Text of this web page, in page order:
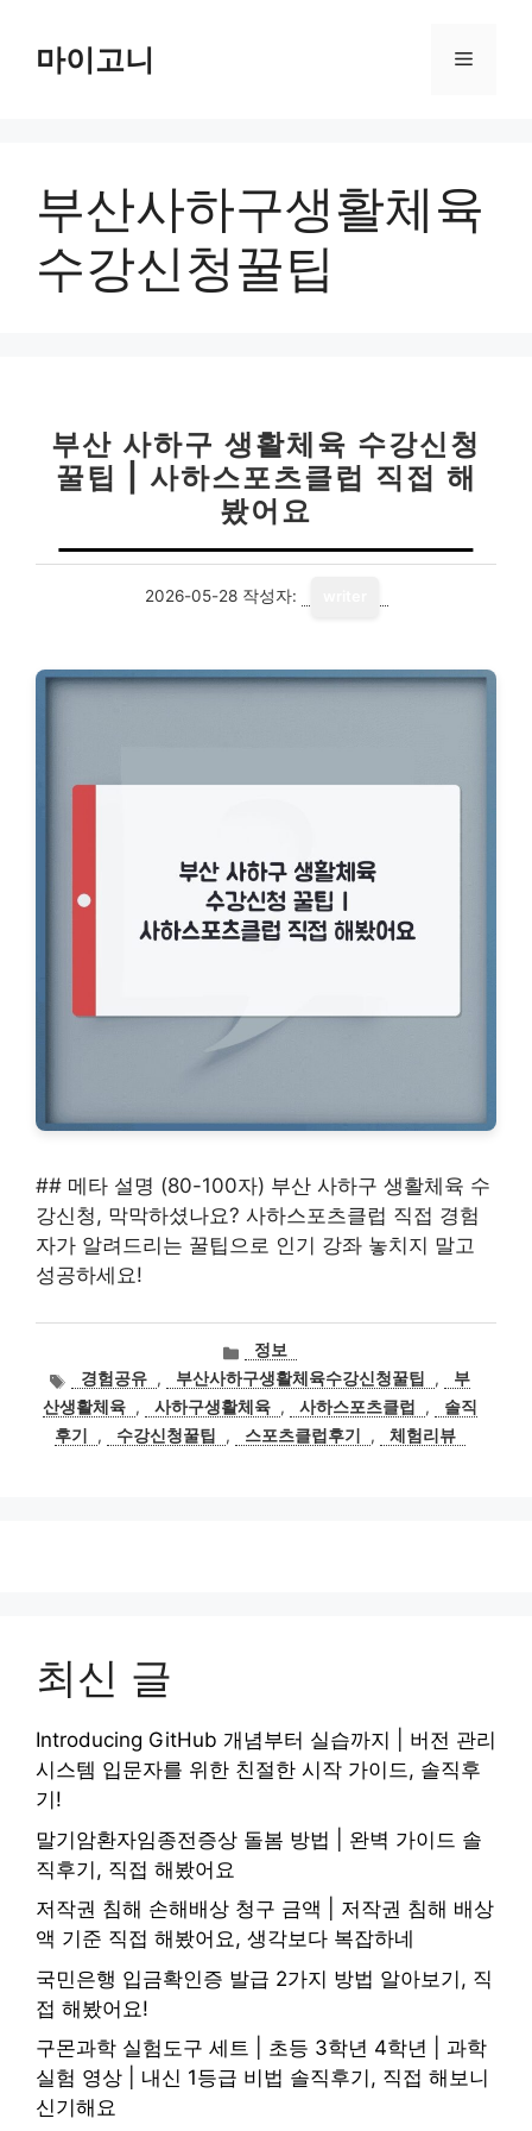
마이고니 메
부산사하구생활체육
수강신청꿀팁
부산 사하구 생활체육 수강신청
꿀팁 | 사하스포츠클럽 직접 해
봤어요
2026-05-28 작성자:
## 메타 설명 (80-100자) 부산 사하구 생활체육 수
강신청, 막막하셨나요? 사하스포츠클럽 직접 경험
자가 알려드리는 꿀팁으로 인기 강좌 놓치지 말고
성공하세요!
카
테
고
리
정보
태
그
경험공유 , 부산사하구생활체육수강신청꿀팁 ,
부
산생활체육 , 사하구생활체육 , 사하스포츠클럽 ,
솔직
후기
, 수강신청꿀팁 , 스포츠클럽후기 , 체험리뷰
최신 글
Introducing GitHub 개념부터 실습까지 | 버전 관리
시스템 입문자를 위한 친절한 시작 가이드, 솔직후
기!
말기암환자임종전증상 돌봄 방법 | 완벽 가이드 솔
직후기, 직접 해봤어요
저작권 침해 손해배상 청구 금액 | 저작권 침해 배상
액 기준 직접 해봤어요, 생각보다 복잡하네
국민은행 입금확인증 발급 2가지 방법 알아보기, 직
접 해봤어요!
구몬과학 실험도구 세트 | 초등 3학년 4학년 | 과학
실험 영상 | 내신 1등급 비법 솔직후기, 직접 해보니
신기해요